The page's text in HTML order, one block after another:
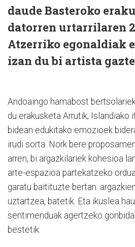
daude Basteroko
datorren urtarrilaren
Atzerriko egonaldiak
izan du bi artista
Andoaingo hamabost
du erakusketa Arrutik; Islandiako
bidean edukitako emozioek
irudi sorta. Nork bere
arren, bi argazkilariek kohesioa
arte-espazioa partekatzeko
garatu baitituzte bertan:
uztartzea, batetik. Eta ikuslea
sentimenduak agertzeko
bestetik.